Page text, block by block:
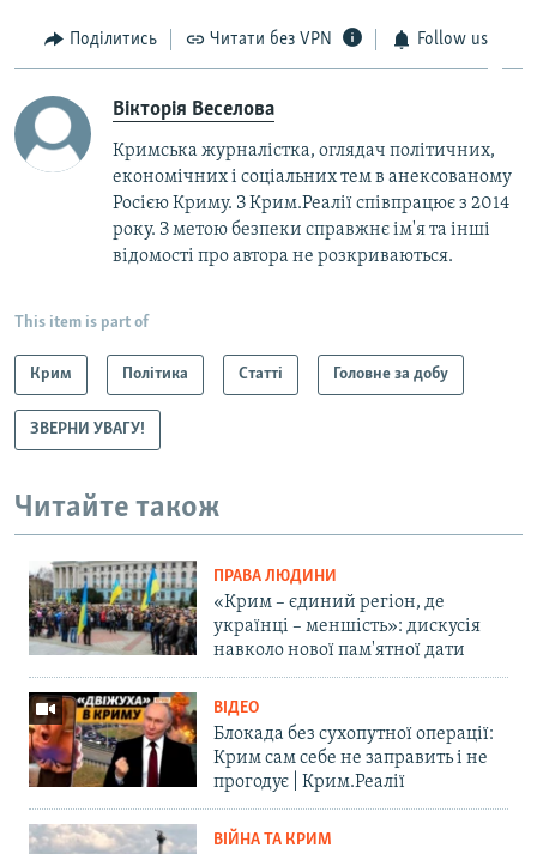
Поділитись Читати без VPN Follow us
Вікторія Веселова
Кримська журналістка, оглядач політичних,
економічних і соціальних тем в анексованому
Росією Криму. З Крим.Реалії співпрацює з 2014
року. З метою безпеки справжнє ім'я та інші
відомості про автора не розкриваються.
This item is part of
Крим Політика Статті Головне за добу
ЗВЕРНИ УВАГУ!
Читайте також
ПРАВА ЛЮДИНИ
«Крим – єдиний регіон, де
українці – меншість»: дискусія
навколо нової пам'ятної дати
ВІДЕО
Блокада без сухопутної операції:
Крим сам себе не заправить і не
прогодує | Крим.Реалії
ВІЙНА ТА КРИМ